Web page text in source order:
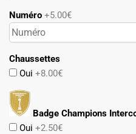
Numéro +5.00€
Chaussettes
Oui +8.00€
Badge Champions
Oui +2.50€